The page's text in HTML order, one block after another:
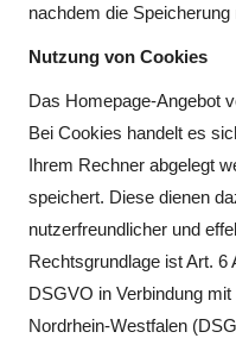
nachdem die
Nutzung von Cookies
Das Homepage-Angebot
Bei Cookies handelt es
Ihrem Rechner abgelegt
speichert. Diese dienen
nutzerfreundlicher und
Rechtsgrundlage ist Art. 6
DSGVO in Verbindung
Nordrhein-Westfalen